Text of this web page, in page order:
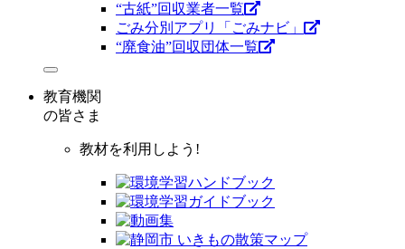
“古紙”回収業者一覧
ごみ分別アプリ「ごみナビ」
“廃食油”回収団体一覧
教育機関
の皆さま
教材を利用しよう!